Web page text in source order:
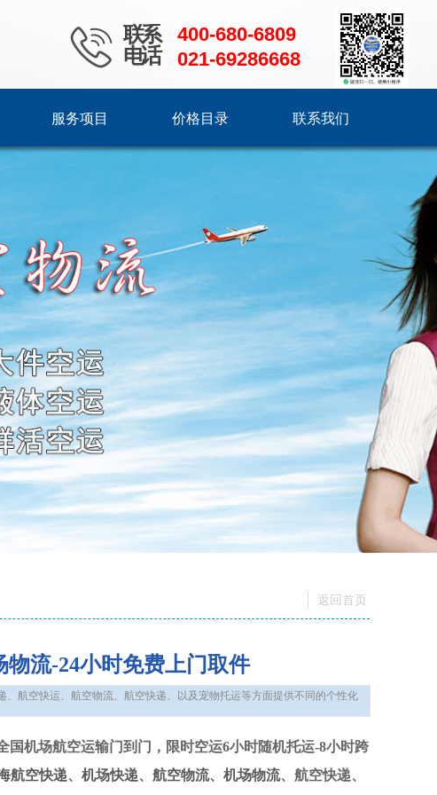
联系
电话
400-680-6809
021-69286668
服务项目 价格目录 联系我们
返回首页
物流-24小时免费上门取件
航空快运、航空物流、航空快递、以及宠物托运等方面提供不同的个性化
国机场航空运输门到门，限时空运6小时随机托运-8小时跨
海航空快递、 机场快递、 航空物流、 机场物流、航空快递、